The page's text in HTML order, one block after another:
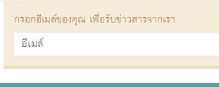
กรอกอีเมล์ของคุณ เพื่อรับข่าวสารจากเรา